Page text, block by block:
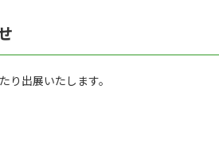
出展いたします。